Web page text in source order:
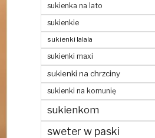
sukienka na lato
sukienkie
sukienki lalala
sukienki maxi
sukienki na chrzciny
sukienki na komunię
sukienkom
sweter w paski